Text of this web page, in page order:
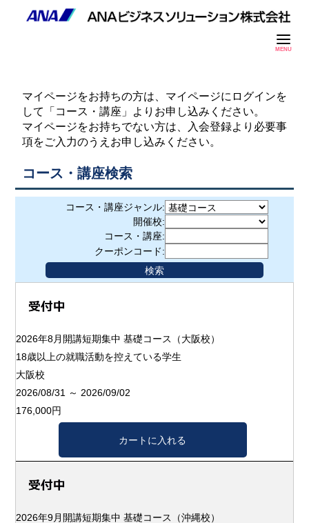
MENU
マイページをお持ちの方は、マイページにログインを
して「コース・講座」よりお申し込みください。
マイページをお持ちでない方は、入会登録より必要事
項をご入力のうえお申し込みください。
コース・講座検索
コース・講座ジャンル:
開催校:
コース・講座:
クーポンコード:
2026年8月開講短期集中 基礎コース（大阪校）
18歳以上の就職活動を控えている学生
大阪校
2026/08/31 ～ 2026/09/02
176,000円
2026年9月開講短期集中 基礎コース（沖縄校）